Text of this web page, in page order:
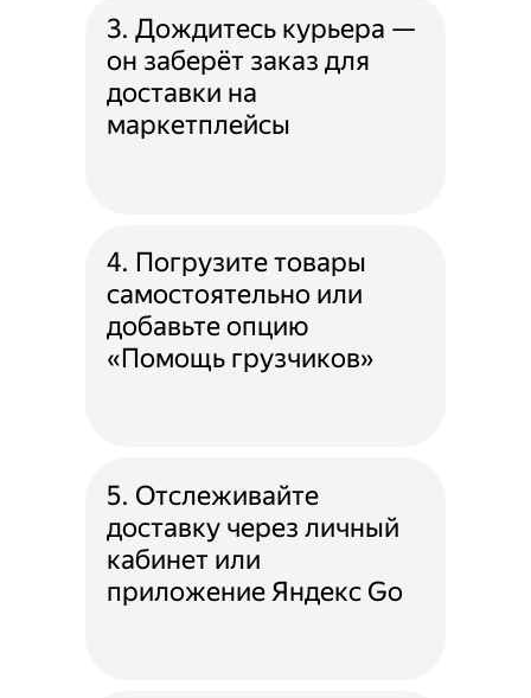
3. Дождитесь курьера —
он заберёт заказ для
доставки на
маркетплейсы
4. Погрузите товары
самостоятельно или
добавьте опцию
«Помощь грузчиков»
5. Отслеживайте
доставку через личный
кабинет или
приложение Яндекс Go